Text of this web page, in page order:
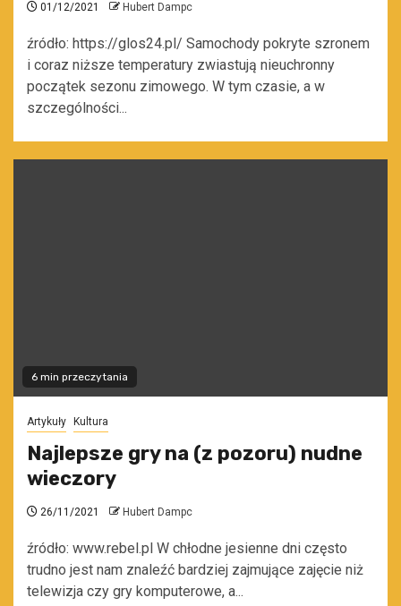
01/12/2021 Hubert Dampc
źródło: https://glos24.pl/ Samochody pokryte szronem
i coraz niższe temperatury zwiastują nieuchronny
początek sezonu zimowego. W tym czasie, a w
szczególności...
6 min przeczytania
Artykuły Kultura
Najlepsze gry na (z pozoru) nudne
wieczory
26/11/2021 Hubert Dampc
źródło: www.rebel.pl W chłodne jesienne dni często
trudno jest nam znaleźć bardziej zajmujące zajęcie niż
telewizja czy gry komputerowe, a...